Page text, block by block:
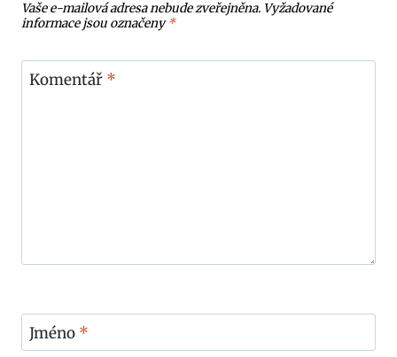
Vaše e-mailová adresa nebude zveřejněna. Vyžadované
informace jsou označeny*
Komentář *
Jméno *